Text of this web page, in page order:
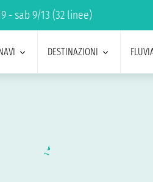
- sab 9/13 (32 linee)
DESTINAZIONI